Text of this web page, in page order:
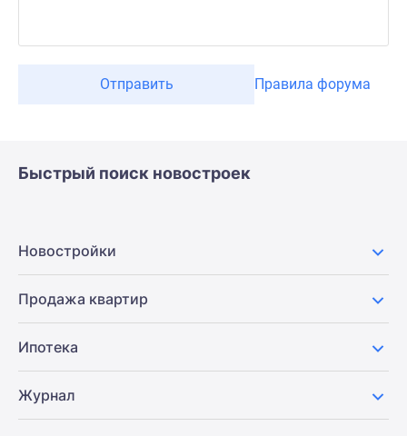
Отправить Правила форума
Быстрый поиск новостроек
Новостройки
Продажа квартир
Ипотека
Журнал